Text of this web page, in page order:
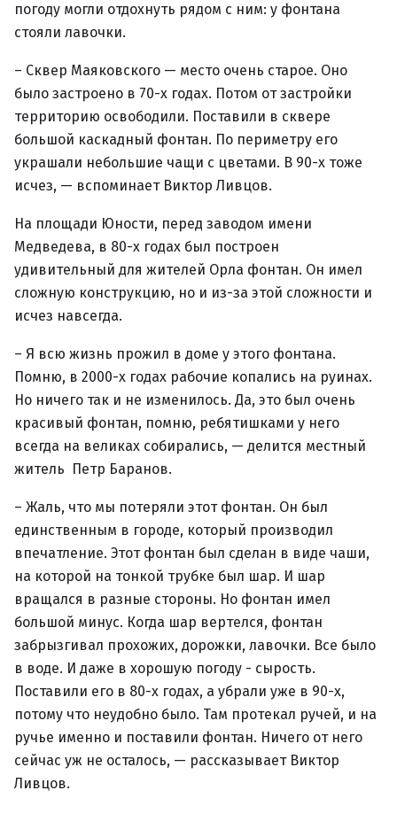
погоду могли отдохнуть рядом с ним: у фонтана
стояли лавочки.
– Сквер Маяковского — место очень старое. Оно
было застроено в 70-х годах. Потом от застройки
территорию освободили. Поставили в сквере
большой каскадный фонтан. По периметру его
украшали небольшие чащи с цветами. В 90-х тоже
исчез, — вспоминает Виктор Ливцов.
На площади Юности, перед заводом имени
Медведева, в 80-х годах был построен
удивительный для жителей Орла фонтан. Он имел
сложную конструкцию, но и из-за этой сложности и
исчез навсегда.
– Я всю жизнь прожил в доме у этого фонтана.
Помню, в 2000-х годах рабочие копались на руинах.
Но ничего так и не изменилось. Да, это был очень
красивый фонтан, помню, ребятишками у него
всегда на великах собирались, — делится местный
житель Петр Баранов.
– Жаль, что мы потеряли этот фонтан. Он был
единственным в городе, который производил
впечатление. Этот фонтан был сделан в виде чаши,
на которой на тонкой трубке был шар. И шар
вращался в разные стороны. Но фонтан имел
большой минус. Когда шар вертелся, фонтан
забрызгивал прохожих, дорожки, лавочки. Все было
в воде. И даже в хорошую погоду - сырость.
Поставили его в 80-х годах, а убрали уже в 90-х,
потому что неудобно было. Там протекал ручей, и на
ручье именно и поставили фонтан. Ничего от него
сейчас уж не осталось, — рассказывает Виктор
Ливцов.